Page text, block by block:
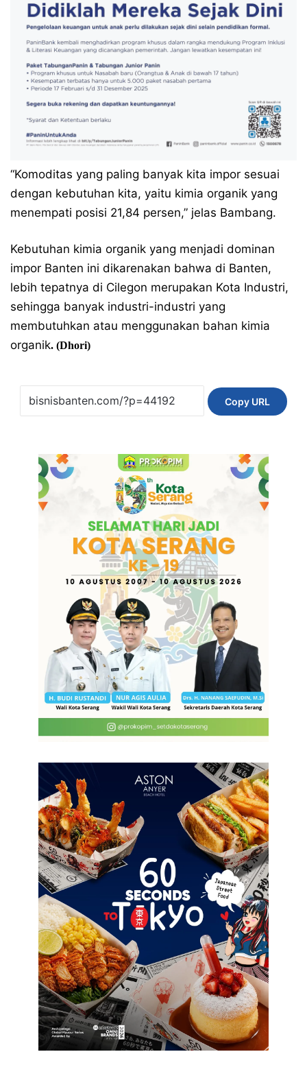
“Komoditas yang paling banyak kita impor sesuai
dengan kebutuhan kita, yaitu kimia organik yang
menempati posisi 21,84 persen,” jelas Bambang.
Kebutuhan kimia organik yang menjadi dominan
impor Banten ini dikarenakan bahwa di Banten,
lebih tepatnya di Cilegon merupakan Kota Industri,
sehingga banyak industri-industri yang
membutuhkan atau menggunakan bahan kimia
organik. (Dhori)
Copy URL